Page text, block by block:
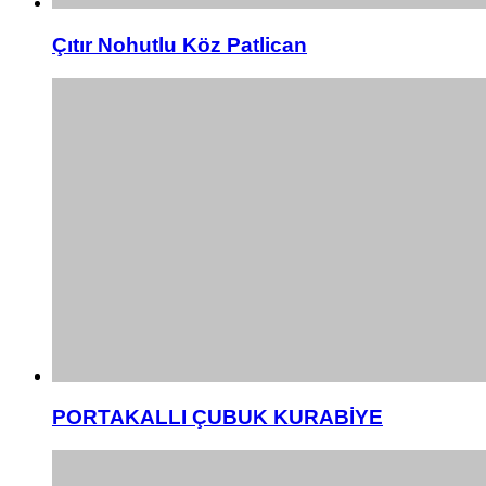
Çıtır Nohutlu Köz Patlican
PORTAKALLI ÇUBUK KURABİYE